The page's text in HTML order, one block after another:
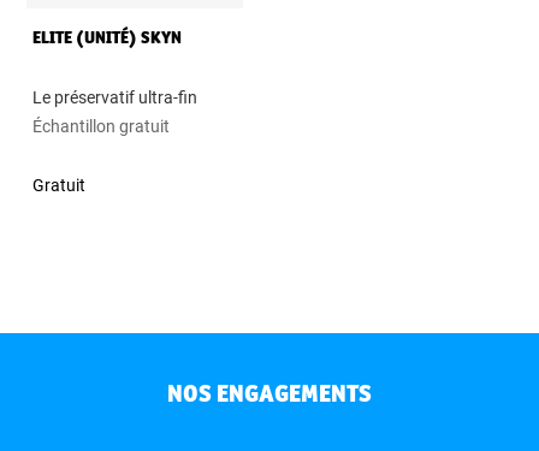
ELITE (UNITÉ) SKYN
Le préservatif ultra-fin
Échantillon gratuit
Gratuit
NOS ENGAGEMENTS